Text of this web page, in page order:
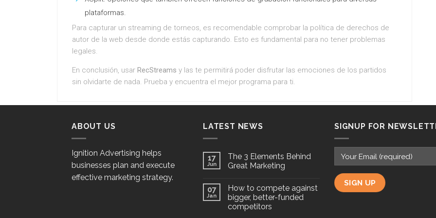
plataformas.
Para capturar un streaming de torneos, es recomendable comprobar la política de derechos de
autor de la web desde donde estás capturando. Esto es fundamental para no tener problemas
legales.
En conclusión, usar RecStreams y las te permitirá poder disfrutar las emociones de los partidos
sin olvidarte de nada. Prueba y encuentra el mejor programa para ti.
ABOUT US
Ignition Advertising helps
businesses plan and execute
effective marketing strategy.
LATEST NEWS
17
Jun
The 3 Elements Behind
Great Marketing
07
Jan
How to compete against
bigger, better-funded
competitors
SIGNUP FOR